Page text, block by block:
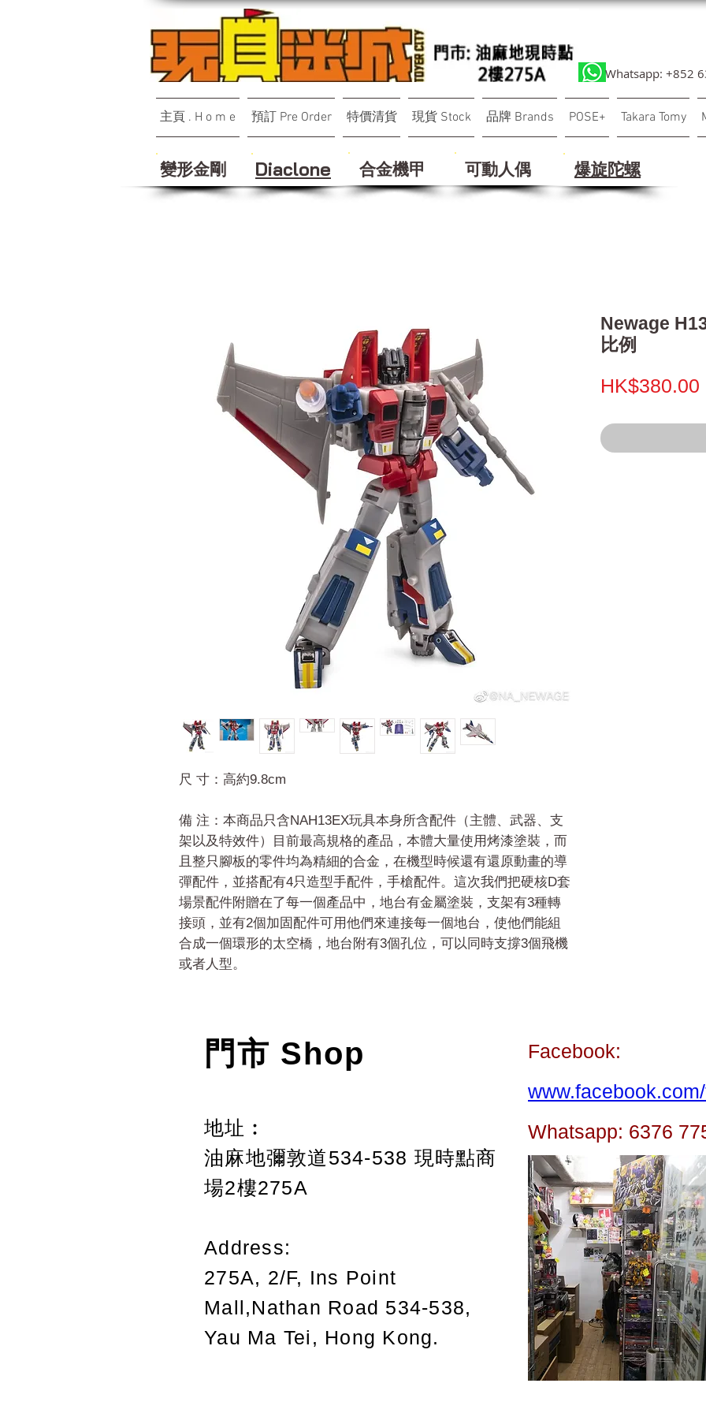
Whatsapp: +852
主頁 . H o m e 預訂 Pre Order 特價清貨 現貨 Stock 品牌 Brands POSE+ Takara Tomy
變形金剛 Diaclone 合金機甲 可動人偶 ​爆旋陀螺
尺 寸：高約9.8cm
備 注：本商品只含NAH13EX玩具本身所含配件（主體、武器、支
架以及特效件）目前最高規格的產品，本體大量使用烤漆塗裝，而
且整只腳板的零件均為精細的合金，在機型時候還有還原動畫的導
彈配件，並搭配有4只造型手配件，手槍配件。這次我們把硬核D套
場景配件附贈在了每一個產品中，地台有金屬塗裝，支架有3種轉
接頭，並有2個加固配件可用他們來連接每一個地台，使他們能組
合成一個環形的太空橋，地台附有3個孔位，可以同時支撐3個飛機
或者人型。
Newage
比例
HK$380.00
門市 Shop
地址︰
油麻地彌敦道534-538 現時點商
場2樓275A
Address:
275A, 2/F, Ins Point
Mall,Nathan Road 534-538,
Yau Ma Tei, Hong Kong.
Facebook:
Whatsapp: 6376